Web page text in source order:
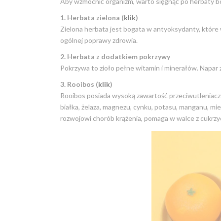
1. Herbata zielona (klik)
Zielona herbata jest bogata w antyoksydanty, które
ogólnej poprawy zdrowia.
2. Herbata z dodatkiem pokrzywy
Pokrzywa to zioło pełne witamin i minerałów.
3. Rooibos (klik)
Rooibos posiada wysoką zawartość
białka, żelaza, magnezu, cynku, potasu, manganu,
rozwojowi chorób krążenia, pomaga w walce z